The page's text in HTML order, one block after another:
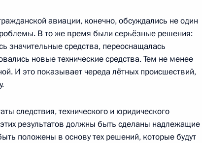
хозяйства Еленой
Кремль
авиации, конечно, обсуждались не один
В то же время были серьёзные решения:
значительные средства, переоснащалась
новые технические средства. Тем не менее
И это показывает череда лётных происшествий,
следствия, технического и юридического
результатов должны быть сделаны надлежащие
положены в основу тех решений, которые будут